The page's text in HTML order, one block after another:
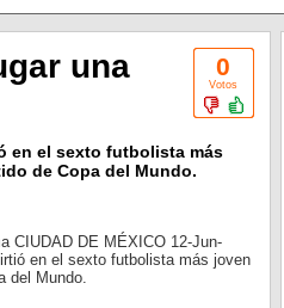
0
Votos
una
en el sexto futbolista más
de Copa del Mundo.
CIUDAD DE MÉXICO 12-Jun-
en el sexto futbolista más joven
del Mundo.